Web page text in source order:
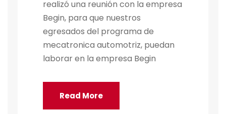
realizó una reunión con la empresa
Begin, para que nuestros
egresados del programa de
mecatronica automotriz, puedan
laborar en la empresa Begin
Read More